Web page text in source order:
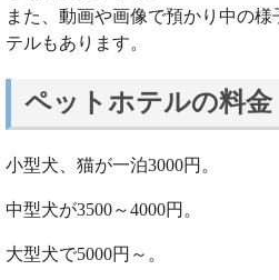
また、動画や画像で預かり中の
テルもあります。
ペットホテルの料金
小型犬、猫が一泊3000円。
中型犬が3500～4000円。
大型犬で5000円～。